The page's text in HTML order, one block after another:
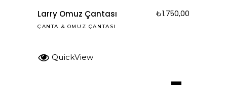
Larry Omuz Çantası ₺1.750,00
ÇANTA & OMUZ ÇANTASI
QuickView